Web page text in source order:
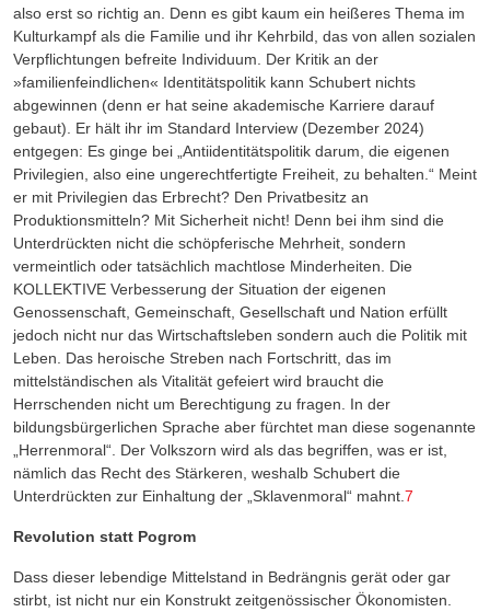
also erst so richtig an. Denn es gibt kaum ein heißeres Thema im
Kulturkampf als die Familie und ihr Kehrbild, das von allen sozialen
Verpflichtungen befreite Individuum. Der Kritik an der
»familienfeindlichen« Identitätspolitik kann Schubert nichts
abgewinnen (denn er hat seine akademische Karriere darauf
gebaut). Er hält ihr im Standard Interview (Dezember 2024)
entgegen: Es ginge bei „Antiidentitätspolitik darum, die eigenen
Privilegien, also eine ungerechtfertigte Freiheit, zu behalten.“ Meint
er mit Privilegien das Erbrecht? Den Privatbesitz an
Produktionsmitteln? Mit Sicherheit nicht! Denn bei ihm sind die
Unterdrückten nicht die schöpferische Mehrheit, sondern
vermeintlich oder tatsächlich machtlose Minderheiten. Die
KOLLEKTIVE Verbesserung der Situation der eigenen
Genossenschaft, Gemeinschaft, Gesellschaft und Nation erfüllt
jedoch nicht nur das Wirtschaftsleben sondern auch die Politik mit
Leben. Das heroische Streben nach Fortschritt, das im
mittelständischen als Vitalität gefeiert wird braucht die
Herrschenden nicht um Berechtigung zu fragen. In der
bildungsbürgerlichen Sprache aber fürchtet man diese sogenannte
„Herrenmoral“. Der Volkszorn wird als das begriffen, was er ist,
nämlich das Recht des Stärkeren, weshalb Schubert die
Unterdrückten zur Einhaltung der „Sklavenmoral“ mahnt. 7
Revolution statt Pogrom
Dass dieser lebendige Mittelstand in Bedrängnis gerät oder gar
stirbt, ist nicht nur ein Konstrukt zeitgenössischer Ökonomisten.